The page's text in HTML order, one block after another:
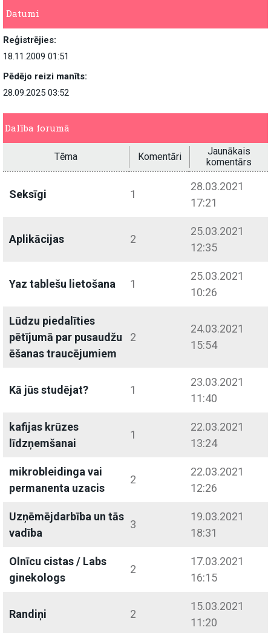
Datumi
Reģistrējies:
18.11.2009 01:51
Pēdējo reizi manīts:
28.09.2025 03:52
Dalība forumā
Tēma Komentāri
Jaunākais
komentārs
Seksīgi 1
28.03.2021
17:21
Aplikācijas 2
25.03.2021
12:35
Yaz tablešu lietošana 1
25.03.2021
10:26
Lūdzu piedalīties
pētījumā par pusaudžu
ēšanas traucējumiem
2
24.03.2021
15:54
Kā jūs studējat? 1
23.03.2021
11:40
kafijas krūzes
līdzņemšanai
1
22.03.2021
13:24
mikrobleidinga vai
permanenta uzacis
2
22.03.2021
12:26
Uzņēmējdarbība un tās
vadība
3
19.03.2021
18:31
Olnīcu cistas / Labs
ginekologs
2
17.03.2021
16:15
Randiņi 2
15.03.2021
11:20